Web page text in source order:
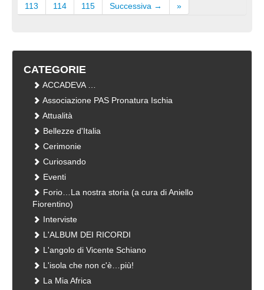
113
114 115 Successiva → »
CATEGORIE
ACCADEVA …
Associazione PAS Pronatura Ischia
Attualità
Bellezze d'Italia
Cerimonie
Curiosando
Eventi
Forio…La nostra storia (a cura di Aniello
Fiorentino)
Interviste
L'ALBUM DEI RICORDI
L'angolo di Vicente Schiano
L'isola che non c'è…più!
La Mia Africa